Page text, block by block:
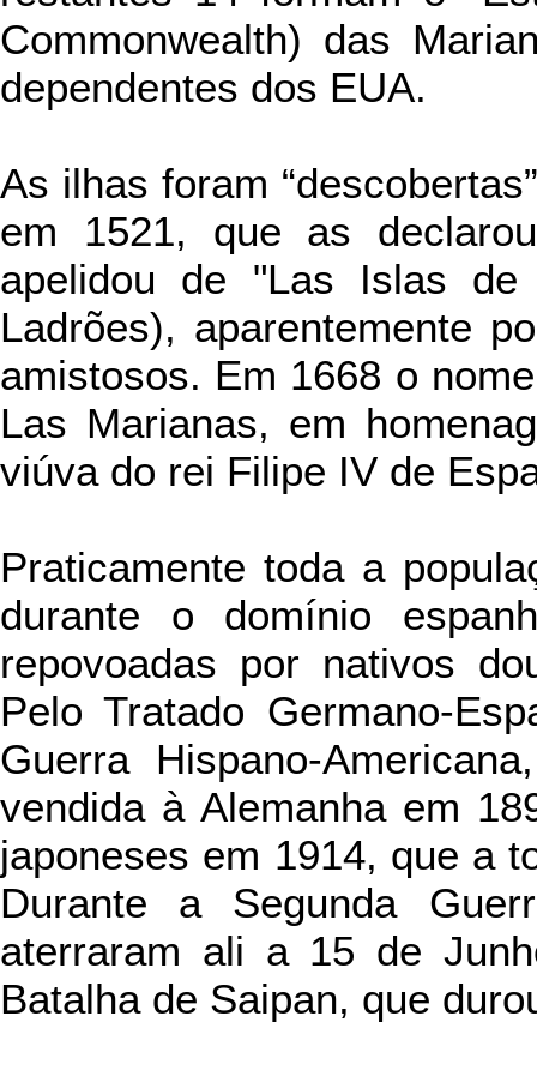
Commonwealth) das
dependentes dos EUA.
As ilhas foram
em 1521, que as
apelidou de "Las Islas
Ladrões), aparentemente
amistosos. Em 1668 o
Las Marianas, em
viúva do rei Filipe IV de
Praticamente toda a
durante o domínio
repovoadas por nativos
Pelo Tratado Germano-
Guerra Hispano-
vendida à Alemanha em
japoneses em 1914, que a
Durante a Segunda
aterraram ali a 15 de
Batalha de Saipan, que